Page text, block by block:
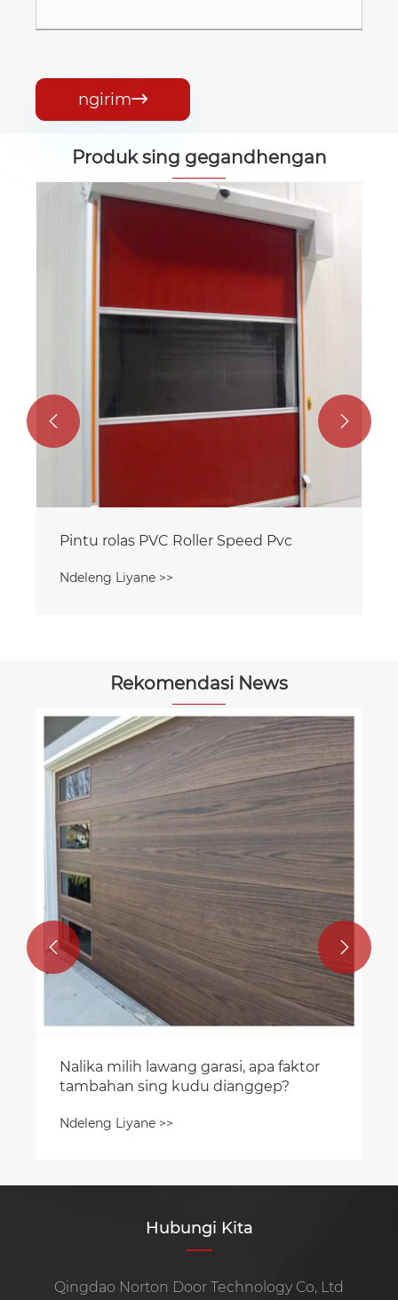
ngirim
Produk sing gegandhengan
Pintu kacepetan dhuwur PVC
Ndeleng Liyane >>
 
Rekomendasi News
Apa sing dadi Pintu Smartphone sing
dipilih kanggo papan industri lan
komersial modern?
Ndeleng Liyane >>
 
Hubungi Kita
Qingdao Norton Door Technology Co, Ltd